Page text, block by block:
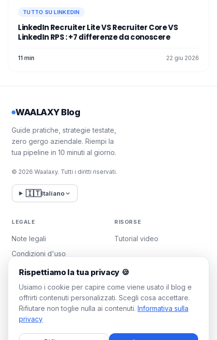
TUTTO SU LINKEDIN
LinkedIn Recruiter Lite VS Recruiter Core VS
LinkedIn RPS : +7 differenze da conoscere
11 min 22 giu 2026
WAALAXY Blog
Guide pratiche, strategie testate,
zero gergo aziendale. Riempi la
tua pipeline in 10 minuti al giorno.
© 2026 Waalaxy. Tutti i diritti riservati.
🇮🇹Italiano
LEGALE
Note legali
Condizioni d'uso
Politica sulla privacy
Gestisci i cookie
RISORSE
Tutorial video
WAALAXY
Rispettiamo la tua privacy 🍪
Usiamo i cookie per capire come viene usato il blog e
offrirti contenuti personalizzati. Scegli cosa accettare.
Rifiutare non toglie nulla ai contenuti. Informativa sulla
privacy